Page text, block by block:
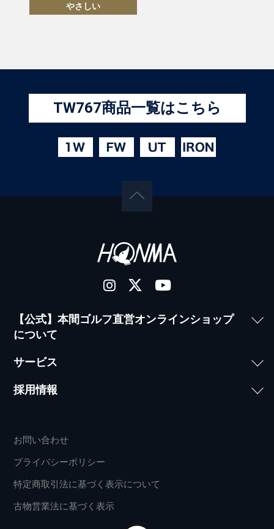
やさしい
TW767商品一覧はこちら
【公式】本間ゴルフ直営オンラインショップ
について
サービス
採用情報
お問い合わせ
プライバシーポリシー
特定商取引法に基づく表示について
古物営業法に基づく表示